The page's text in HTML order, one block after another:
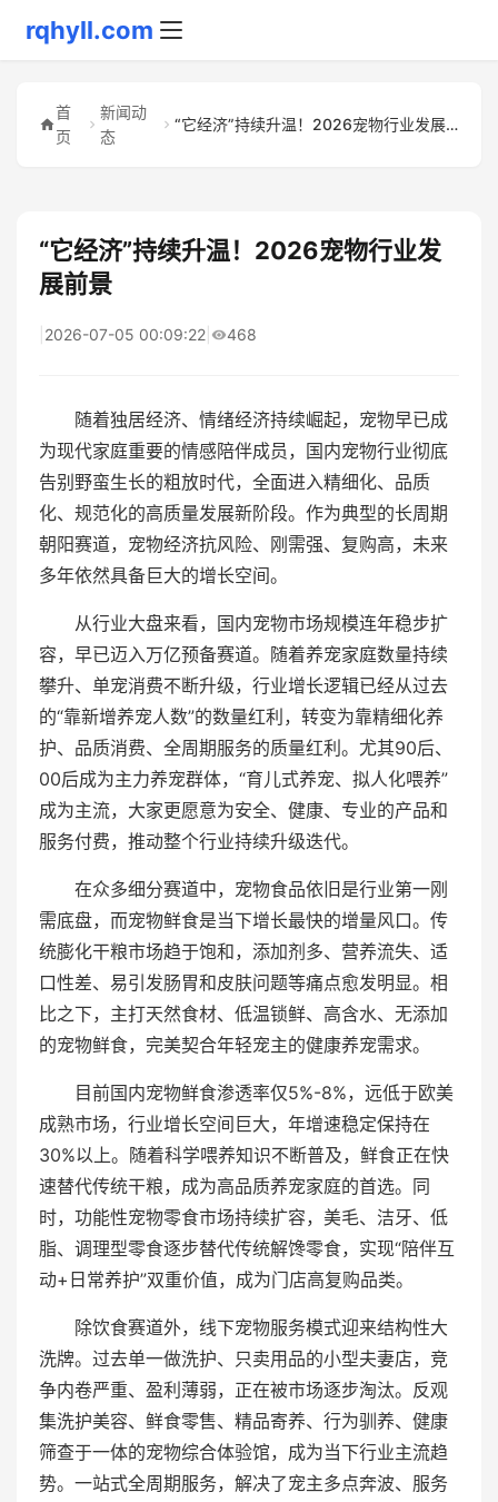
rqhyll.com
首
页
新闻动
态
“它经济”持续升温！2026宠物行业发展前景
“它经济”持续升温！2026宠物行业发
展前景
2026-07-05 00:09:22 468
随着独居经济、情绪经济持续崛起，宠物早已成
为现代家庭重要的情感陪伴成员，国内宠物行业彻底
告别野蛮生长的粗放时代，全面进入精细化、品质
化、规范化的高质量发展新阶段。作为典型的长周期
朝阳赛道，宠物经济抗风险、刚需强、复购高，未来
多年依然具备巨大的增长空间。
从行业大盘来看，国内宠物市场规模连年稳步扩
容，早已迈入万亿预备赛道。随着养宠家庭数量持续
攀升、单宠消费不断升级，行业增长逻辑已经从过去
的“靠新增养宠人数”的数量红利，转变为靠精细化养
护、品质消费、全周期服务的质量红利。尤其90后、
00后成为主力养宠群体，“育儿式养宠、拟人化喂养”
成为主流，大家更愿意为安全、健康、专业的产品和
服务付费，推动整个行业持续升级迭代。
在众多细分赛道中，宠物食品依旧是行业第一刚
需底盘，而宠物鲜食是当下增长最快的增量风口。传
统膨化干粮市场趋于饱和，添加剂多、营养流失、适
口性差、易引发肠胃和皮肤问题等痛点愈发明显。相
比之下，主打天然食材、低温锁鲜、高含水、无添加
的宠物鲜食，完美契合年轻宠主的健康养宠需求。
目前国内宠物鲜食渗透率仅5%-8%，远低于欧美
成熟市场，行业增长空间巨大，年增速稳定保持在
30%以上。随着科学喂养知识不断普及，鲜食正在快
速替代传统干粮，成为高品质养宠家庭的首选。同
时，功能性宠物零食市场持续扩容，美毛、洁牙、低
脂、调理型零食逐步替代传统解馋零食，实现“陪伴互
动+日常养护”双重价值，成为门店高复购品类。
除饮食赛道外，线下宠物服务模式迎来结构性大
洗牌。过去单一做洗护、只卖用品的小型夫妻店，竞
争内卷严重、盈利薄弱，正在被市场逐步淘汰。反观
集洗护美容、鲜食零售、精品寄养、行为驯养、健康
筛查于一体的宠物综合体验馆，成为当下行业主流趋
势。一站式全周期服务，解决了宠主多点奔波、服务